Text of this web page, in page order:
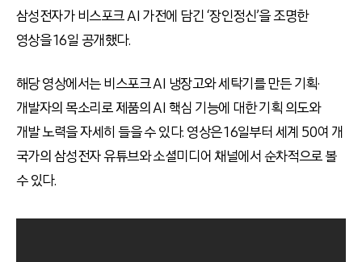
삼성전자가 비스포크 AI 가전에 담긴 ‘장인정신’을 조명한
영상을 16일 공개했다.
해당 영상에서는 비스포크 AI 냉장고와 세탁기를 만든 기획·
개발자의 목소리로 제품의 AI 핵심 기능에 대한 기획 의도와
개발 노력을 자세히 들을 수 있다. 영상은 16일부터 세계 50여 개
국가의 삼성전자 유튜브와 소셜미디어 채널에서 순차적으로 볼
수 있다.